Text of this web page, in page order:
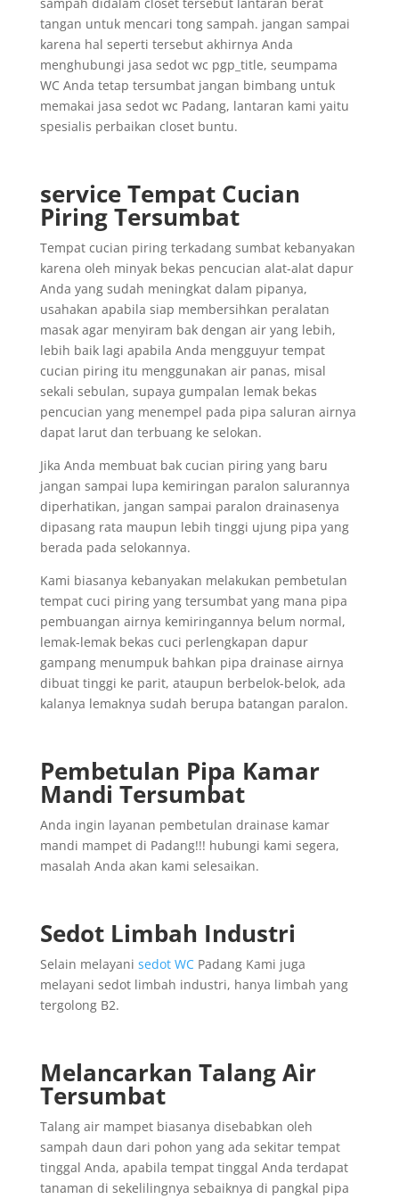
tangan untuk mencari tong sampah. jangan sampai
karena hal seperti tersebut akhirnya Anda
menghubungi jasa sedot wc pgp_title, seumpama
WC Anda tetap tersumbat jangan bimbang untuk
memakai jasa sedot wc Padang, lantaran kami yaitu
spesialis perbaikan closet buntu.
service Tempat Cucian
Piring Tersumbat
Tempat cucian piring terkadang sumbat kebanyakan
karena oleh minyak bekas pencucian alat-alat dapur
Anda yang sudah meningkat dalam pipanya,
usahakan apabila siap membersihkan peralatan
masak agar menyiram bak dengan air yang lebih,
lebih baik lagi apabila Anda mengguyur tempat
cucian piring itu menggunakan air panas, misal
sekali sebulan, supaya gumpalan lemak bekas
pencucian yang menempel pada pipa saluran airnya
dapat larut dan terbuang ke selokan.
Jika Anda membuat bak cucian piring yang baru
jangan sampai lupa kemiringan paralon salurannya
diperhatikan, jangan sampai paralon drainasenya
dipasang rata maupun lebih tinggi ujung pipa yang
berada pada selokannya.
Kami biasanya kebanyakan melakukan pembetulan
tempat cuci piring yang tersumbat yang mana pipa
pembuangan airnya kemiringannya belum normal,
lemak-lemak bekas cuci perlengkapan dapur
gampang menumpuk bahkan pipa drainase airnya
dibuat tinggi ke parit, ataupun berbelok-belok, ada
kalanya lemaknya sudah berupa batangan paralon.
Pembetulan Pipa Kamar
Mandi Tersumbat
Anda ingin layanan pembetulan drainase kamar
mandi mampet di Padang!!! hubungi kami segera,
masalah Anda akan kami selesaikan.
Sedot Limbah Industri
Selain melayani sedot WCPadang Kami juga
melayani sedot limbah industri, hanya limbah yang
tergolong B2.
Melancarkan Talang Air
Tersumbat
Talang air mampet biasanya disebabkan oleh
sampah daun dari pohon yang ada sekitar tempat
tinggal Anda, apabila tempat tinggal Anda terdapat
tanaman di sekelilingnya sebaiknya di pangkal pipa